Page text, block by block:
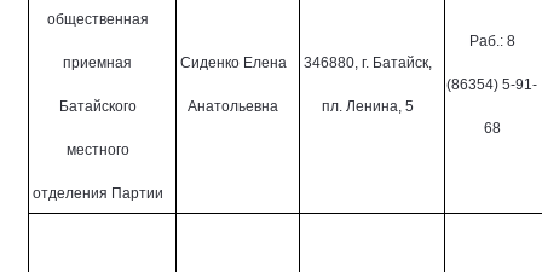
общественная
приемная
Батайского
местного
отделения Партии
Сиденко Елена
Анатольевна
346880, г. Батайск,
пл. Ленина, 5
Раб.: 8
(86354) 5-91-
68